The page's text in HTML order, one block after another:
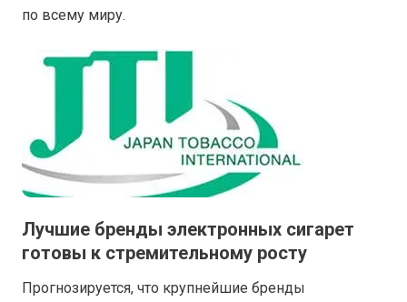
по всему миру.
Лучшие бренды электронных сигарет
готовы к стремительному росту
Прогнозируется, что крупнейшие бренды